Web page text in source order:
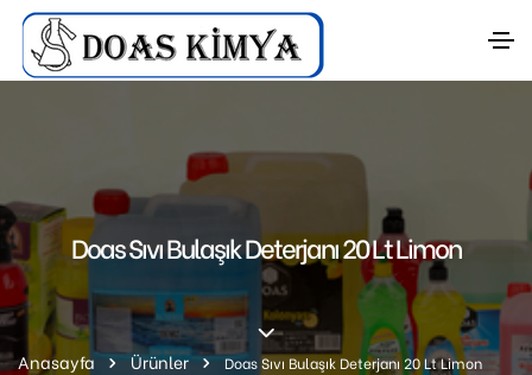
Doas Sıvı Bulaşık Deterjanı 20 Lt Limon
Anasayfa Ürünler Doas Sıvı Bulaşık Deterjanı 20 Lt Limon